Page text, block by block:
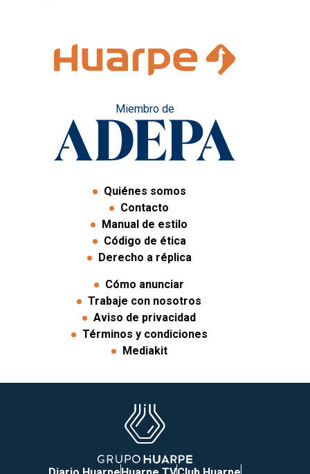
Miembro de
Quiénes somos
Contacto
Manual de estilo
Código de ética
Derecho a réplica
Cómo anunciar
Trabaje con nosotros
Aviso de privacidad
Términos y condiciones
Mediakit